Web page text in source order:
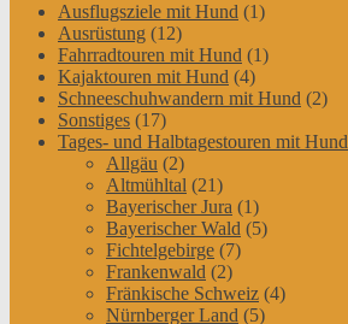
Ausflugsziele mit Hund (1)
Ausrüstung (12)
Fahrradtouren mit Hund (1)
Kajaktouren mit Hund (4)
Schneeschuhwandern mit Hund (2)
Sonstiges (17)
Tages- und Halbtagestouren mit Hund
Allgäu (2)
Altmühltal (21)
Bayerischer Jura (1)
Bayerischer Wald (5)
Fichtelgebirge (7)
Frankenwald (2)
Fränkische Schweiz (4)
Nürnberger Land (5)